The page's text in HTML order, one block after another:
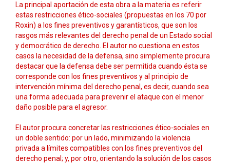
La principal aportación de esta obra a la materia es referir
estas restricciones ético-sociales (propuestas en los 70 por
Roxin) a los fines preventivos y garantísticos, que son los
rasgos más relevantes del derecho penal de un Estado social
y democrático de derecho. El autor no cuestiona en estos
casos la necesidad de la defensa, sino simplemente procura
destacar que la defensa debe ser permitida cuando ésta se
corresponde con los fines preventivos y al principio de
intervención mínima del derecho penal, es decir, cuando sea
una forma adecuada para prevenir el ataque con el menor
daño posible para el agresor.
El autor procura concretar las restricciones ético-sociales en
un doble sentido: por un lado, minimizando la violencia
privada a límites compatibles con los fines preventivos del
derecho penal; y, por otro, orientando la solución de los casos